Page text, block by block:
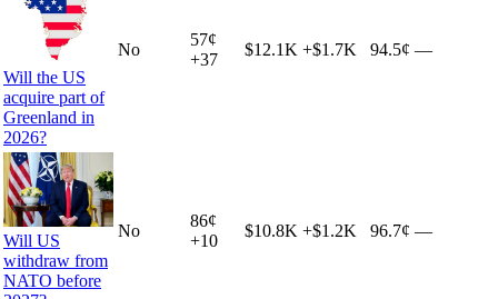
Will the US
acquire part of
Greenland in
2026?
No
57¢
+37
$12.1K +$1.7K 94.5¢ —
Will US
withdraw from
NATO before
No
86¢
+10
$10.8K +$1.2K 96.7¢ —